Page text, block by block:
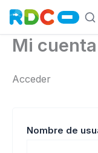
contenido
Mi cuenta
Acceder
Nombre de